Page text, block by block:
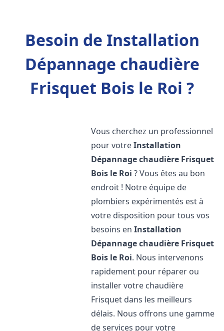
Besoin de Installation
Dépannage chaudière
Frisquet Bois le Roi ?
Vous cherchez un professionnel
pour votreInstallation
Dépannage chaudière Frisquet
Bois le Roi ? Vous êtes au bon
endroit ! Notre équipe de
plombiers expérimentés est à
votre disposition pour tous vos
besoins enInstallation
Dépannage chaudière Frisquet
Bois le Roi. Nous intervenons
rapidement pour réparer ou
installer votre chaudière
Frisquet dans les meilleurs
délais. Nous offrons une gamme
de services pour votre